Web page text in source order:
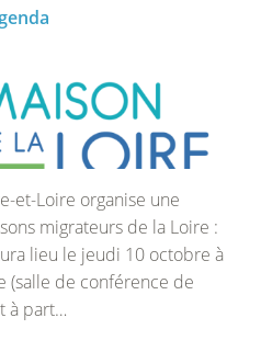
et-Loire organise une
migrateurs de la Loire :
lieu le jeudi 10 octobre à
(salle de conférence de
à part…